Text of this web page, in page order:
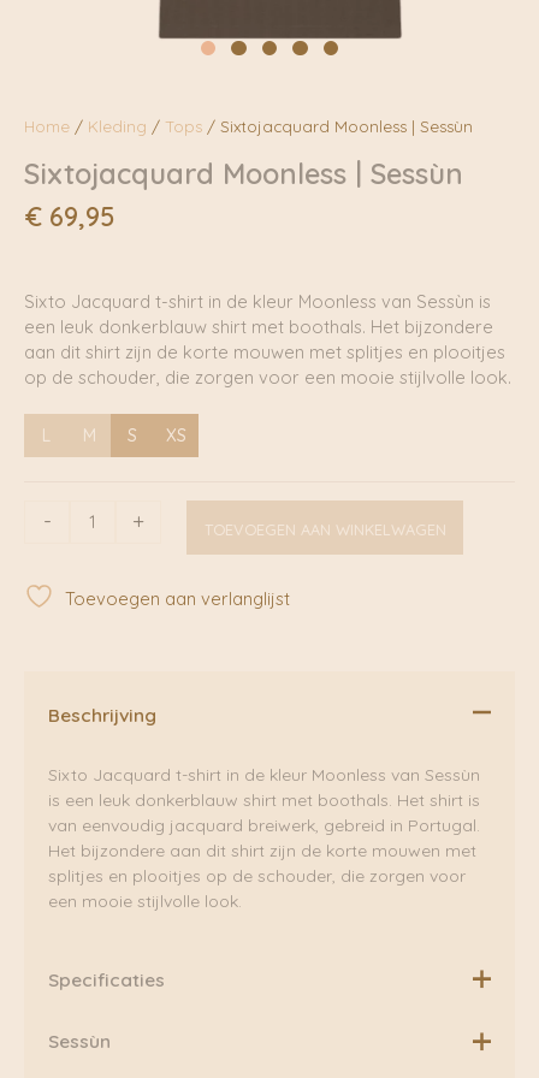
Home / Kleding / Tops / Sixtojacquard Moonless | Sessùn
Sixtojacquard Moonless | Sessùn
€ 69,95
Sixto Jacquard t-shirt in de kleur Moonless van Sessùn is
een leuk donkerblauw shirt met boothals. Het bijzondere
aan dit shirt zijn de korte mouwen met splitjes en plooitjes
op de schouder, die zorgen voor een mooie stijlvolle look.
L M S XS
-
Sixtojacquard
Sessùn
aantal
+ TOEVOEGEN AAN WINKELWAGEN
Toevoegen aan verlanglijst
Beschrijving
Sixto Jacquard t-shirt in de kleur Moonless van Sessùn
is een leuk donkerblauw shirt met boothals. Het shirt is
van eenvoudig jacquard breiwerk, gebreid in Portugal.
Het bijzondere aan dit shirt zijn de korte mouwen met
splitjes en plooitjes op de schouder, die zorgen voor
een mooie stijlvolle look.
Specificaties
Materiaal: 67% lyocell, 33% katoen
Sessùn